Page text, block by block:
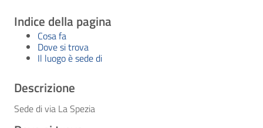
Indice della pagina
Cosa fa
Dove si trova
Il luogo è sede di
Descrizione
Sede di via La Spezia